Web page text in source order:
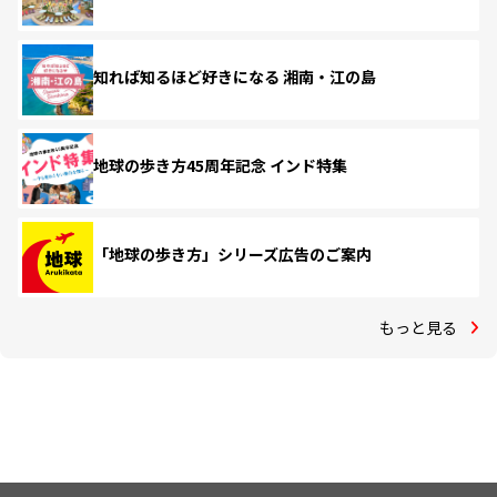
知れば知るほど好きになる 湘南・江の島
地球の歩き方45周年記念 インド特集
「地球の歩き方」シリーズ広告のご案内
もっと見る